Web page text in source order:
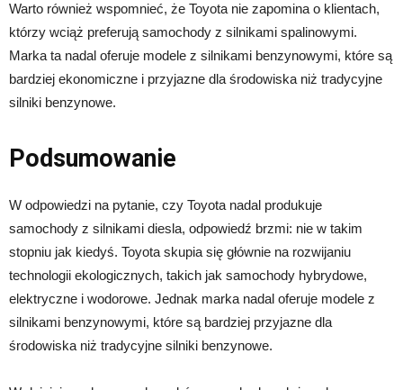
Warto również wspomnieć, że Toyota nie zapomina o klientach,
którzy wciąż preferują samochody z silnikami spalinowymi.
Marka ta nadal oferuje modele z silnikami benzynowymi, które są
bardziej ekonomiczne i przyjazne dla środowiska niż tradycyjne
silniki benzynowe.
Podsumowanie
W odpowiedzi na pytanie, czy Toyota nadal produkuje
samochody z silnikami diesla, odpowiedź brzmi: nie w takim
stopniu jak kiedyś. Toyota skupia się głównie na rozwijaniu
technologii ekologicznych, takich jak samochody hybrydowe,
elektryczne i wodorowe. Jednak marka nadal oferuje modele z
silnikami benzynowymi, które są bardziej przyjazne dla
środowiska niż tradycyjne silniki benzynowe.